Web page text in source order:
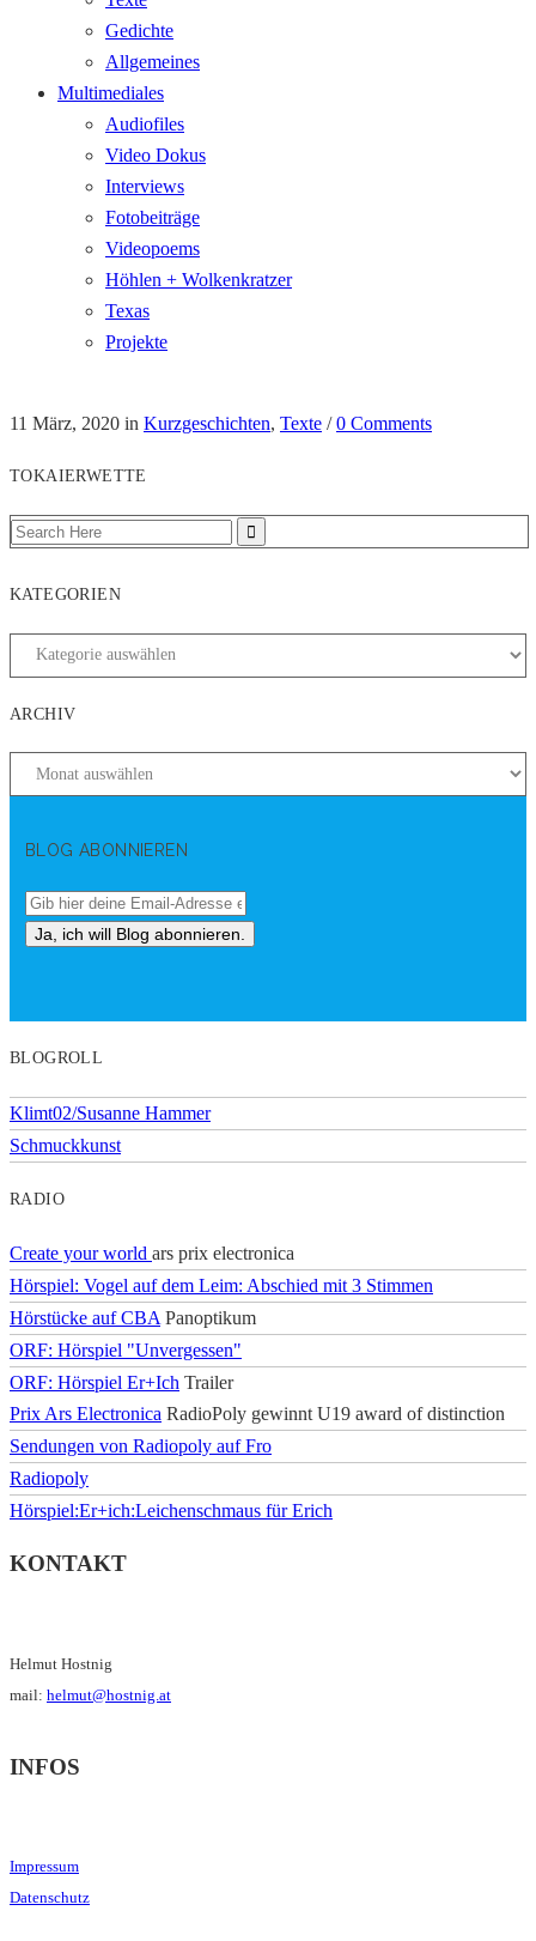
Gedichte
Allgemeines
Multimediales
Audiofiles
Video Dokus
Interviews
Fotobeiträge
Videopoems
Höhlen + Wolkenkratzer
Texas
Projekte
11 März, 2020 in Kurzgeschichten, Texte /0 Comments
TOKAIERWETTE
KATEGORIEN
ARCHIV
BLOG ABONNIEREN
BLOGROLL
Klimt02/Susanne Hammer
Schmuckkunst
RADIO
Create your world ars prix electronica
Hörspiel: Vogel auf dem Leim: Abschied mit 3 Stimmen
Hörstücke auf CBA Panoptikum
ORF: Hörspiel "Unvergessen"
ORF: Hörspiel Er+Ich Trailer
Prix Ars Electronica RadioPoly gewinnt U19 award of distinction
Sendungen von Radiopoly auf Fro
Radiopoly
Hörspiel:Er+ich:Leichenschmaus für Erich
KONTAKT
Helmut Hostnig
mail: helmut@hostnig.at
INFOS
Impressum
Datenschutz